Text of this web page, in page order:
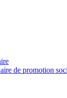
de promotion